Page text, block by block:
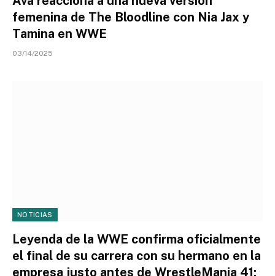
femenina de The Bloodline con Nia Jax y
Tamina en WWE
03/14/2025
NOTICIAS
Leyenda de la WWE confirma oficialmente
el final de su carrera con su hermano en la
empresa justo antes de WrestleMania 41;